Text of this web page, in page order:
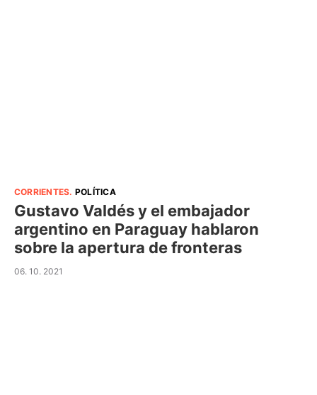
CORRIENTES. POLÍTICA
Gustavo Valdés y el embajador
argentino en Paraguay hablaron
sobre la apertura de fronteras
06. 10. 2021